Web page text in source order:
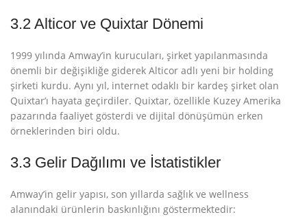
3.2 Alticor ve Quixtar Dönemi
1999 yılında Amway’in kurucuları, şirket yapılanmasında
önemli bir değişikliğe giderek Alticor adlı yeni bir holding
şirketi kurdu. Aynı yıl, internet odaklı bir kardeş şirket olan
Quixtar’ı hayata geçirdiler. Quixtar, özellikle Kuzey Amerika
pazarında faaliyet gösterdi ve dijital dönüşümün erken
örneklerinden biri oldu.
3.3 Gelir Dağılımı ve İstatistikler
Amway’in gelir yapısı, son yıllarda sağlık ve wellness
alanındaki ürünlerin baskınlığını göstermektedir: